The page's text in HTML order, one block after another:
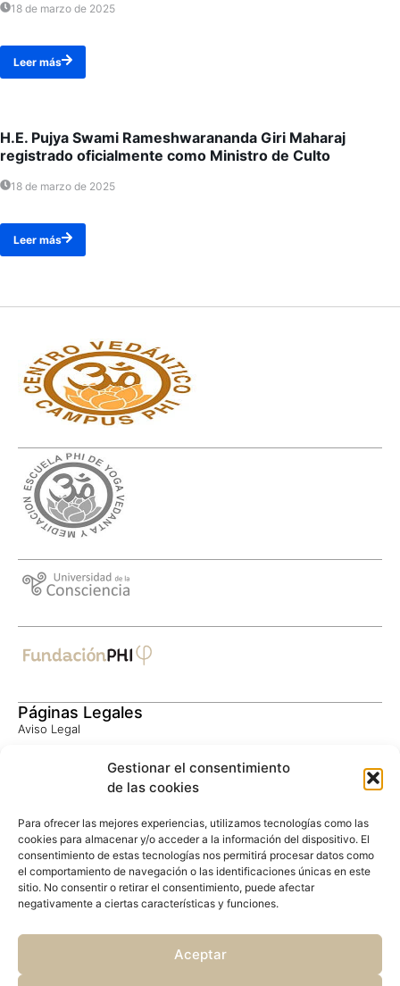
Gestionar el consentimiento
de las cookies
Para ofrecer las mejores experiencias, utilizamos tecnologías como las
cookies para almacenar y/o acceder a la información del dispositivo. El
consentimiento de estas tecnologías nos permitirá procesar datos como
el comportamiento de navegación o las identificaciones únicas en este
sitio. No consentir o retirar el consentimiento, puede afectar
negativamente a ciertas características y funciones.
Aceptar
18 de marzo de 2025
Leer más
H.E. Pujya Swami Rameshwarananda Giri Maharaj
registrado oficialmente como Ministro de Culto
18 de marzo de 2025
Leer más
Páginas Legales
Aviso Legal
Consentimiento Informado
Política de Cookies
Términos Google
Contacto
UBICACIÓN
CampusPHI
10857 Acebo (Cáceres)